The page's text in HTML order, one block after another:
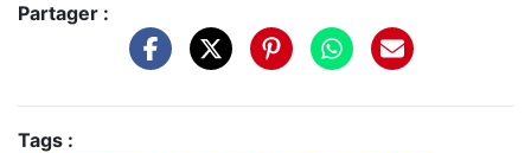
Partager :
Tags :